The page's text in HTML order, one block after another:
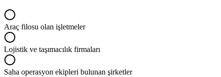
Araç filosu olan işletmeler
Lojistik ve taşımacılık firmaları
Saha operasyon ekipleri bulunan şirketler